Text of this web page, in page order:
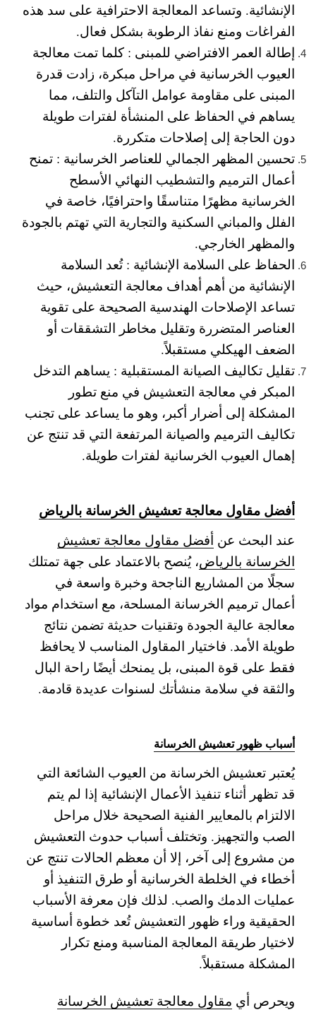
الإنشائية. وتساعد المعالجة الاحترافية على سد هذه
الفراغات ومنع نفاذ الرطوبة بشكل فعال.
إطالة العمر الافتراضي للمبنى : كلما تمت معالجة
العيوب الخرسانية في مراحل مبكرة، زادت قدرة
المبنى على مقاومة عوامل التآكل والتلف، مما
يساهم في الحفاظ على المنشأة لفترات طويلة
دون الحاجة إلى إصلاحات متكررة.
تحسين المظهر الجمالي للعناصر الخرسانية : تمنح
أعمال الترميم والتشطيب النهائي الأسطح
الخرسانية مظهرًا متناسقًا واحترافيًا، خاصة في
الفلل والمباني السكنية والتجارية التي تهتم بالجودة
والمظهر الخارجي.
الحفاظ على السلامة الإنشائية :تُعد السلامة
الإنشائية من أهم أهداف معالجة التعشيش، حيث
تساعد الإصلاحات الهندسية الصحيحة على تقوية
العناصر المتضررة وتقليل مخاطر التشققات أو
الضعف الهيكلي مستقبلاً.
تقليل تكاليف الصيانة المستقبلية : يساهم التدخل
المبكر في معالجة التعشيش في منع تطور
المشكلة إلى أضرار أكبر، وهو ما يساعد على تجنب
تكاليف الترميم والصيانة المرتفعة التي قد تنتج عن
إهمال العيوب الخرسانية لفترات طويلة.
أفضل مقاول معالجة تعشيش الخرسانة بالرياض
عند البحث عن أفضل مقاول معالجة تعشيش
الخرسانة بالرياض، يُنصح بالاعتماد على جهة تمتلك
سجلًا من المشاريع الناجحة وخبرة واسعة في
أعمال ترميم الخرسانة المسلحة، مع استخدام مواد
معالجة عالية الجودة وتقنيات حديثة تضمن نتائج
طويلة الأمد. فاختيار المقاول المناسب لا يحافظ
فقط على قوة المبنى، بل يمنحك أيضًا راحة البال
والثقة في سلامة منشأتك لسنوات عديدة قادمة.
أسباب ظهور تعشيش الخرسانة
يُعتبر تعشيش الخرسانة من العيوب الشائعة التي
قد تظهر أثناء تنفيذ الأعمال الإنشائية إذا لم يتم
الالتزام بالمعايير الفنية الصحيحة خلال مراحل
الصب والتجهيز. وتختلف أسباب حدوث التعشيش
من مشروع إلى آخر، إلا أن معظم الحالات تنتج عن
أخطاء في الخلطة الخرسانية أو طرق التنفيذ أو
عمليات الدمك والصب. لذلك فإن معرفة الأسباب
الحقيقية وراء ظهور التعشيش تُعد خطوة أساسية
لاختيار طريقة المعالجة المناسبة ومنع تكرار
المشكلة مستقبلاً.
ويحرص أي مقاول معالجة تعشيش الخرسانة